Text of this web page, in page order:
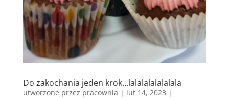
Do zakochania jeden krok…lalalalalalalala
utworzone przez pracownia | lut 14, 2023 |